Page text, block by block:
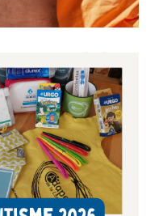
de soutien dédié
au quotidien peut
Orientation Lien
un espace pensé
convivial et
aidants de